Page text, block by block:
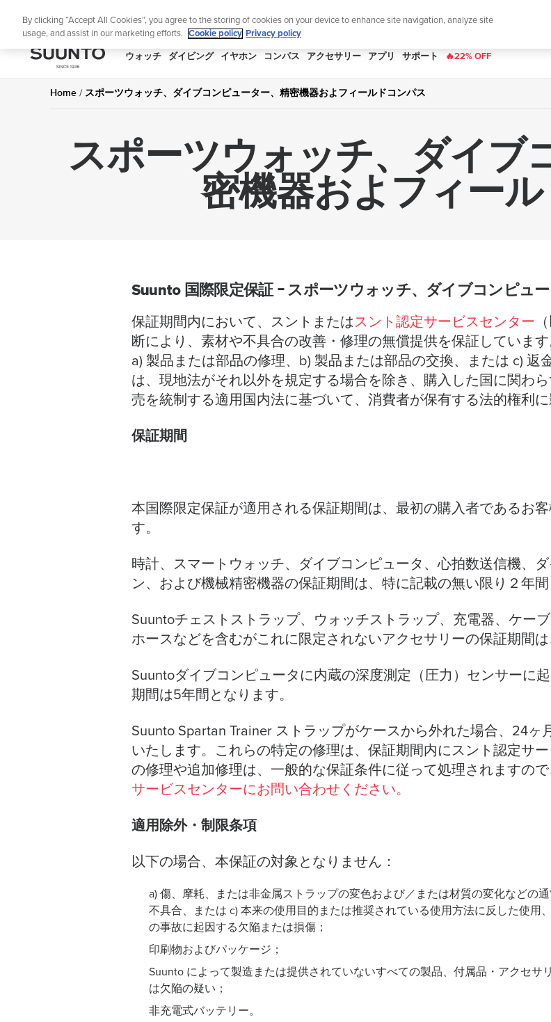
ニュースレターに登録すると、5％オフにな
SUUNTO
ウォッチ ダイビング イヤホン コンパス アクセサリー アプリ サポート 🔥22% OFF
Home スポーツウォッチ、ダイブコンピューター、精密機器およフィールドコンパス
スポーツウォッチ、ダイブ
密機器およフィー
Suunto 国際限定保証 ｰ スポーツウォッチ、ダイブコンピュ
保証期間内において、スントまたはスント認定サービスセンター
断により、素材や不具合の改善・修理の無償提供を保証していま
a) 製品または部品の修理、b) 製品または部品の交換、または c) 返
は、現地法がそれ以外を規定する場合を除き、購入した国に関わ
売を統制する適用国内法に基づいて、消費者が保有する法的権利
保証期間
本国際限定保証が適用される保証期間は、最初の購入者であるお
す。
時計、スマートウォッチ、ダイブコンピュータ、心拍数送信機、
ン、および機械精密機器の保証期間は、特に記載の無い限り２年間
Suuntoチェストストラップ、ウォッチストラップ、充電器、ケー
ホースなどを含むがこれに限定されないアクセサリーの保証期間は
Suuntoダイブコンピュータに内蔵の深度測定（圧力）センサーに
期間は5年間となります。
Suunto Spartan Trainer ストラップがケースから外れた場合、24
いたします。これらの特定の修理は、保証期間内にスント認定サ
の修理や追加修理は、一般的な保証条件に従って処理されますので
サービスセンターにお問い合わせください。
適用除外・制限条項
以下の場合、本保証の対象となりません：
a) 傷、摩耗、または非金属ストラップの変色および／または材質の変化などの
不具合、または c) 本来の使用目的または推奨されている使用方法に反した使用
の事故に起因する欠陥または損傷；
印刷物およびパッケージ；
Suunto によって製造または提供されていないすべての製品、付属品・アクセサ
は欠陥の疑い；
非充電式バッテリー。
By clicking “Accept All Cookies”, you agree to the storing of cookies on your device to enhance site navigation, analyze site
usage, and assist in our marketing efforts.
Cookie policy Privacy policy